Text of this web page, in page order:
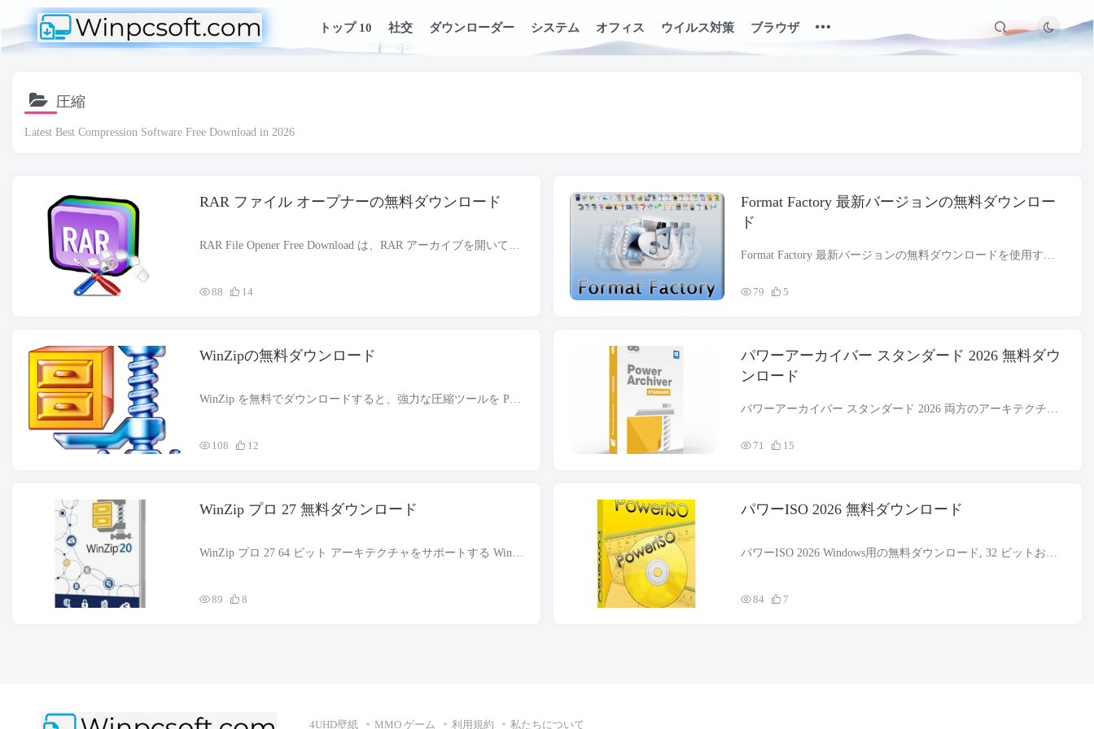
トップ 10 社交 ダウンローダー システム オフィス ウイルス対策 ブラウザ
圧縮
Latest Best Compression Software Free Download in 2026
RAR ファイル オープナーの無料ダウンロード
88 14
Format Factory 最新バージョンの無料ダウンロー
ド
Format Factory 最新バージョンの無料ダウンロードを使用すると、Format Factory の最新バージョンを PC にダウンロードしてインストールできます。. オフライン インストーラーとスタンドアロン セットアップの互換性があります。.
79 5
WinZipの無料ダウンロード
108 12
パワーアーカイバー スタンダード 2026 無料ダウ
ンロード
パワーアーカイバー スタンダード 2026 両方のアーキテクチャをサポートする Windows 用の無料ダウンロード。. 32 ビットと 64 少し. セットアップ ファイルは完全にスタンドアロンであり、オフライン インスタでもあります。.
71 15
WinZip プロ 27 無料ダウンロード
89 8
パワーISO 2026 無料ダウンロード
84 7
4UHD壁紙 MMO ゲーム 利用規約 私たちについて